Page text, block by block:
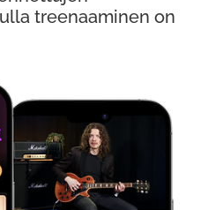
treenaaminen on